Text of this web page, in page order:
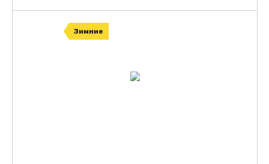
Зимние